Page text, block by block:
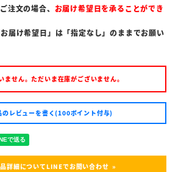
注文の場合、 お届け希望日を承ることができ
届け希望日」は「指定なし」のままでお願い
ません。ただいま在庫がございません。
のレビューを書く(100ポイント付与)
詳細についてLINEでお問い合わせ